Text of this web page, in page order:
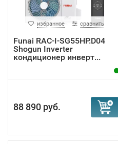
избранное сравнить
Funai RAC-I-SG55HP.D04
Shogun Inverter
кондиционер инверт...
88 890 руб.